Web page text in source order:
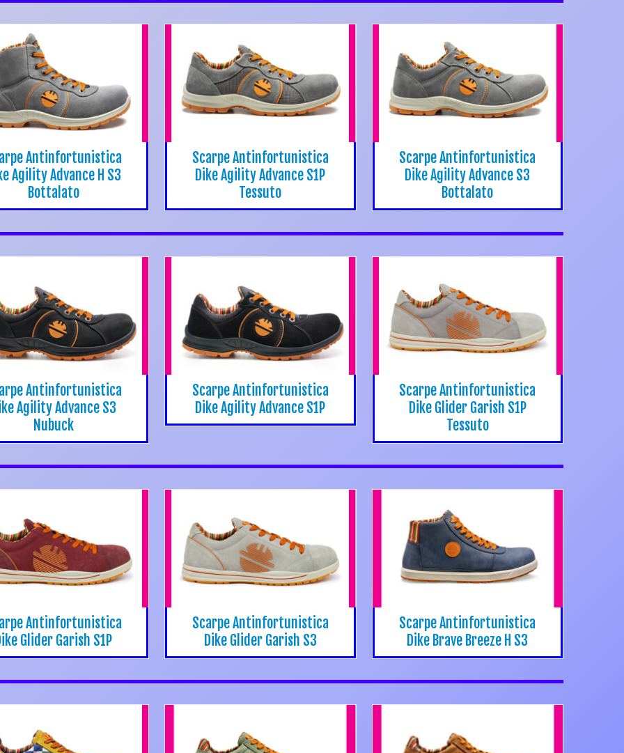
Antinfortunistica
Agility Advance H S3
Bottalato
Scarpe Antinfortunistica
Dike Agility Advance S1P
Tessuto
Scarpe Antinfortunistica
Dike Agility Advance S3
Bottalato
Antinfortunistica
Agility Advance S3
Nubuck
Scarpe Antinfortunistica
Dike Agility Advance S1P
Scarpe Antinfortunistica
Dike Glider Garish S1P
Tessuto
Antinfortunistica
Glider Garish S1P
Scarpe Antinfortunistica
Dike Glider Garish S3
Scarpe Antinfortunistica
Dike Brave Breeze H S3